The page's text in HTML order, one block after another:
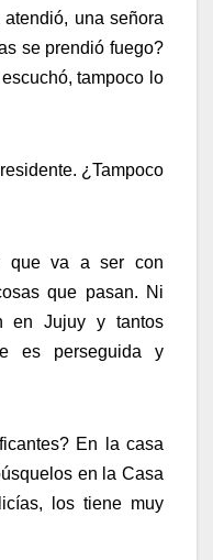
una señora
se prendió fuego?
tampoco lo
¿Tampoco
que va a ser con
que pasan. Ni
en Jujuy y tantos
es perseguida y
En la casa
en la Casa
los tiene muy